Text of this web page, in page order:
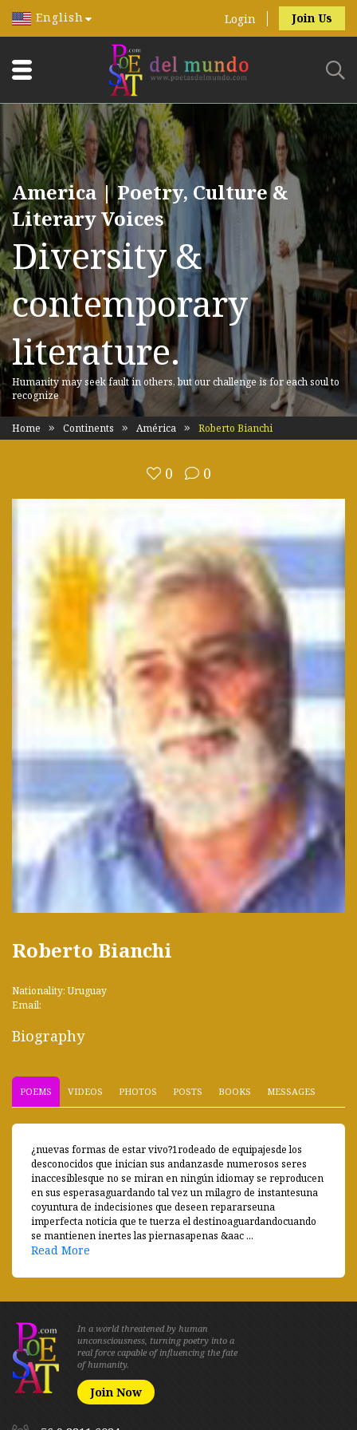
English Login Join Us
America | Poetry, Culture &
Literary Voices
Diversity &
contemporary
literature.
Humanity may seek fault in others, but our challenge is for each soul to
recognize
Home Continents América Roberto Bianchi
0 0
Roberto Bianchi
Nationality: Uruguay
Email:
Biography
POEMS VIDEOS PHOTOS POSTS BOOKS MESSAGES
¿nuevas formas de estar vivo?1rodeado de equipajesde los
desconocidos que inician sus andanzasde numerosos seres
inaccesiblesque no se miran en ningún idiomay se reproducen
en sus esperasaguardando tal vez un milagro de instantesuna
coyuntura de indecisiones que deseen repararseuna
imperfecta noticia que te tuerza el destinoaguardandocuando
se mantienen inertes las piernasapenas &aac ...
Read More
In a world threatened by human
unconsciousness, turning poetry into a
real force capable of influencing the fate
of humanity.
Join Now